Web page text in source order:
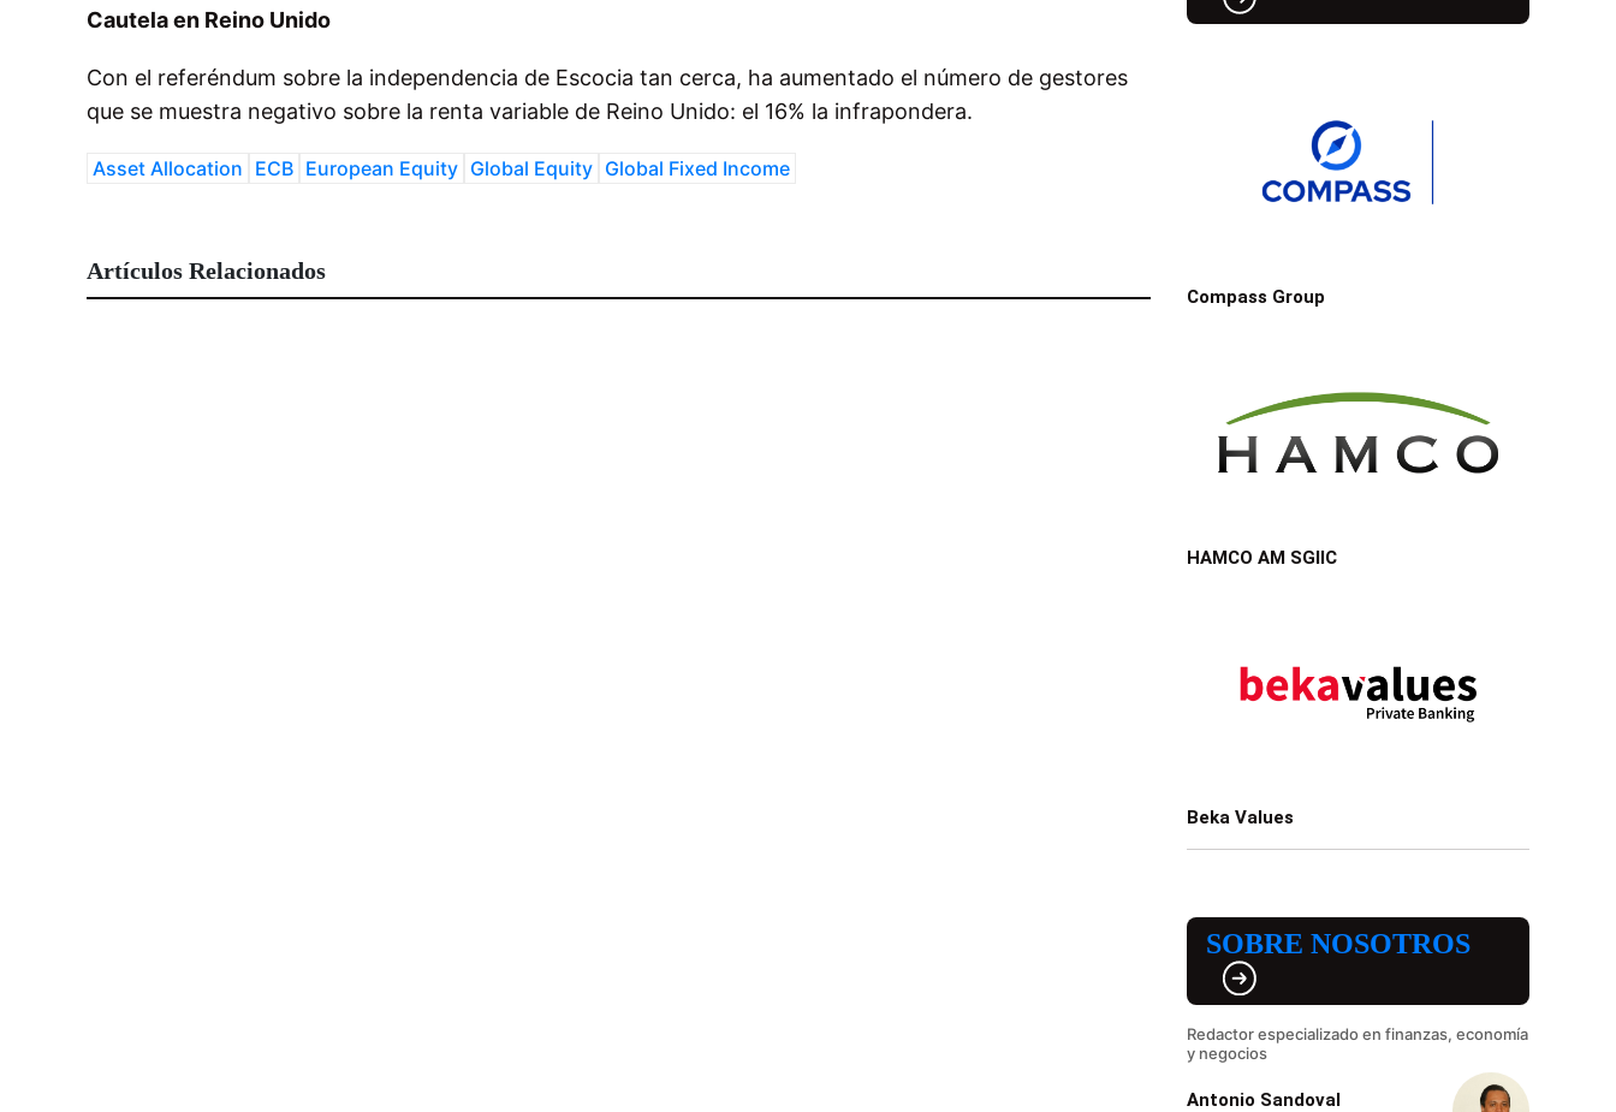
Cautela en Reino Unido
Con el referéndum sobre la independencia de Escocia tan cerca, ha aumentado el número de gestores
que se muestra negativo sobre la renta variable de Reino Unido: el 16% la infrapondera.
Asset Allocation ECB European Equity Global Equity Global Fixed Income
Artículos Relacionados
Compass Group
HAMCO AM SGIIC
Beka Values
SOBRE NOSOTROS
Redactor especializado en finanzas, economía
y negocios
Antonio Sandoval